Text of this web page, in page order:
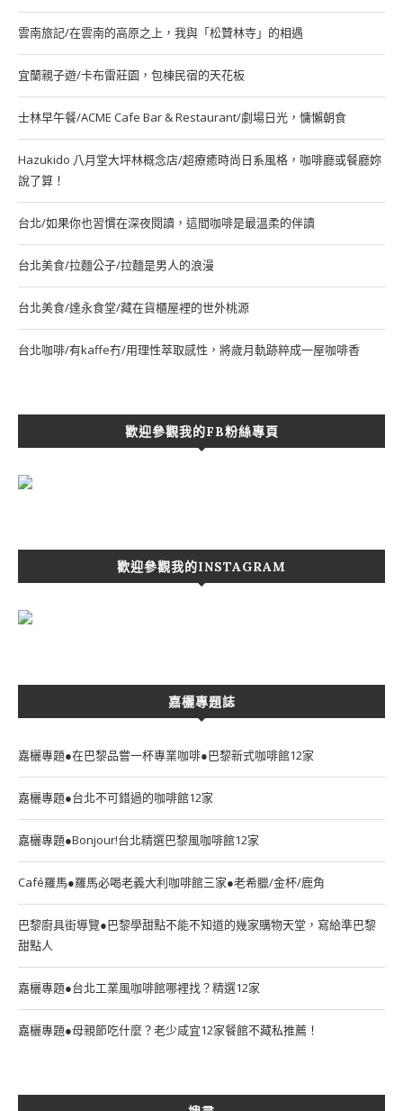
雲南旅記/在雲南的高原之上，我與「松贊林寺」的相遇
宜蘭親子遊/卡布雷莊園，包棟民宿的天花板
士林早午餐/ACME Cafe Bar & Restaurant/劇場日光，慵懶朝食
Hazukido 八月堂大坪林概念店/超療癒時尚日系風格，咖啡廳或餐廳妳
說了算！
台北/如果你也習慣在深夜閱讀，這間咖啡是最溫柔的伴讀
台北美食/拉麵公子/拉麵是男人的浪漫
台北美食/達永食堂/藏在貨櫃屋裡的世外桃源
台北咖啡/有kaffe冇/用理性萃取感性，將歲月軌跡粹成一屋咖啡香
歡迎參觀我的FB粉絲專頁
歡迎參觀我的INSTAGRAM
嘉欐專題誌
嘉欐專題●在巴黎品嘗一杯專業咖啡●巴黎新式咖啡館12家
嘉欐專題●台北不可錯過的咖啡館12家
嘉欐專題●Bonjour!台北精選巴黎風咖啡館12家
Café羅馬●羅馬必喝老義大利咖啡館三家●老希臘/金杯/鹿角
巴黎廚具街導覽●巴黎學甜點不能不知道的幾家購物天堂，寫給準巴黎
甜點人
嘉欐專題●台北工業風咖啡館哪裡找？精選12家
嘉欐專題●母親節吃什麼？老少咸宜12家餐館不藏私推薦！